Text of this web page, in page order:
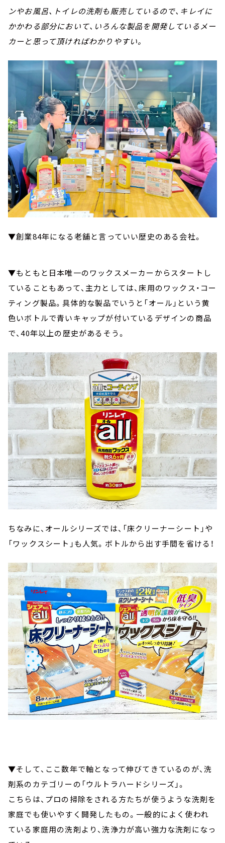
ンやお風呂、トイレの洗剤も販売しているので、キレイに
かかわる部分において、いろんな製品を開発しているメー
カーと思って頂ければわかりやすい。
▼創業84年になる老舗と言っていい歴史のある会社。
▼もともと日本唯一のワックスメーカーからスタートし
ていることもあって、主力としては、床用のワックス・コー
ティング製品。具体的な製品でいうと「オール」という黄
色いボトルで青いキャップが付いているデザインの商品
で、40年以上の歴史があるそう。
ちなみに、オールシリーズでは、「床クリーナーシート」や
「ワックスシート」も人気。ボトルから出す手間を省ける！
▼そして、ここ数年で軸となって伸びてきているのが、洗
剤系のカテゴリーの「ウルトラハードシリーズ」。
こちらは、プロの掃除をされる方たちが使うような洗剤を
家庭でも使いやすく開発したもの。一般的によく使われ
ている家庭用の洗剤より、洗浄力が高い強力な洗剤になっ